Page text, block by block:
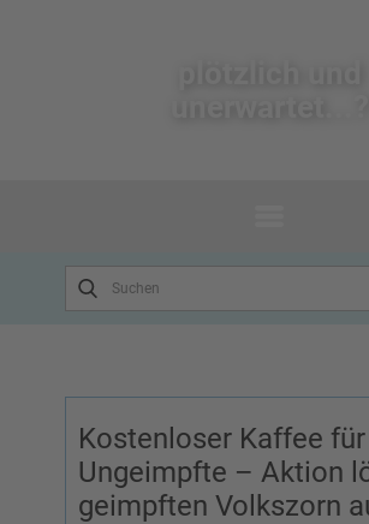
Kostenloser Kaffee für
Ungeimpfte – Aktion
geimpften Volkszorn